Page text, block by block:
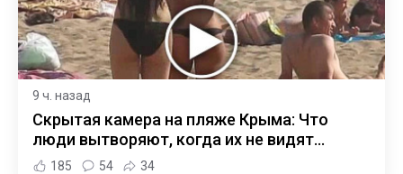
9 ч. назад
Скрытая камера на пляже Крыма: Что
люди вытворяют, когда их не видят...
185 54 34